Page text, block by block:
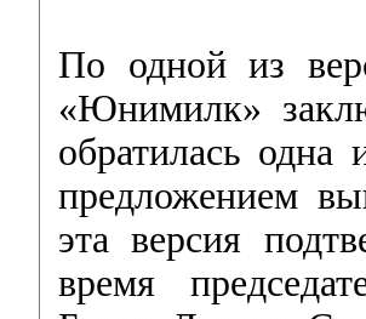
По одной из
«Юнимилк»
обратилась
предложением
эта версия
время